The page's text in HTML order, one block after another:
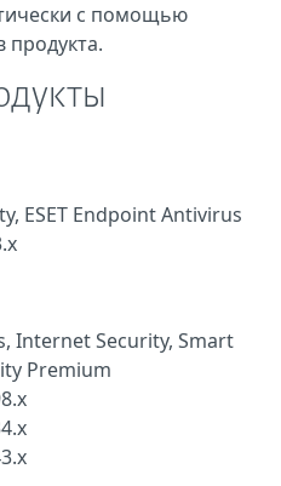
с помощью
ESET Endpoint Antivirus
Internet Security, Smart
Premium